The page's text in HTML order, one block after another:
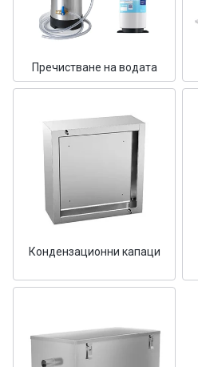
Пречистване на водата
Кондензационни капаци